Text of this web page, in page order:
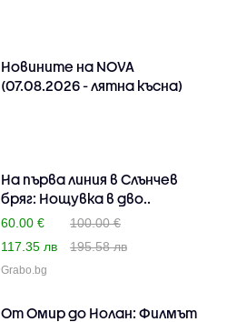
Новините на NOVA
(07.08.2026 - лятна късна)
На първа линия в Слънчев
бряг: Нощувка в дво..
60.00 €
100.00 €
117.35 лв
195.58 лв
Grabo.bg
От Омир до Нолан: Филмът